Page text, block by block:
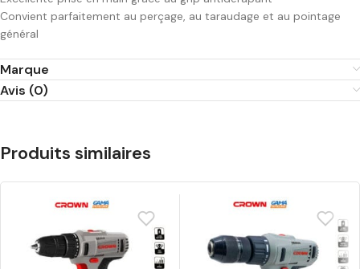
Convient parfaitement au perçage, au taraudage et au pointage
général
Marque
Avis (0)
Produits similaires